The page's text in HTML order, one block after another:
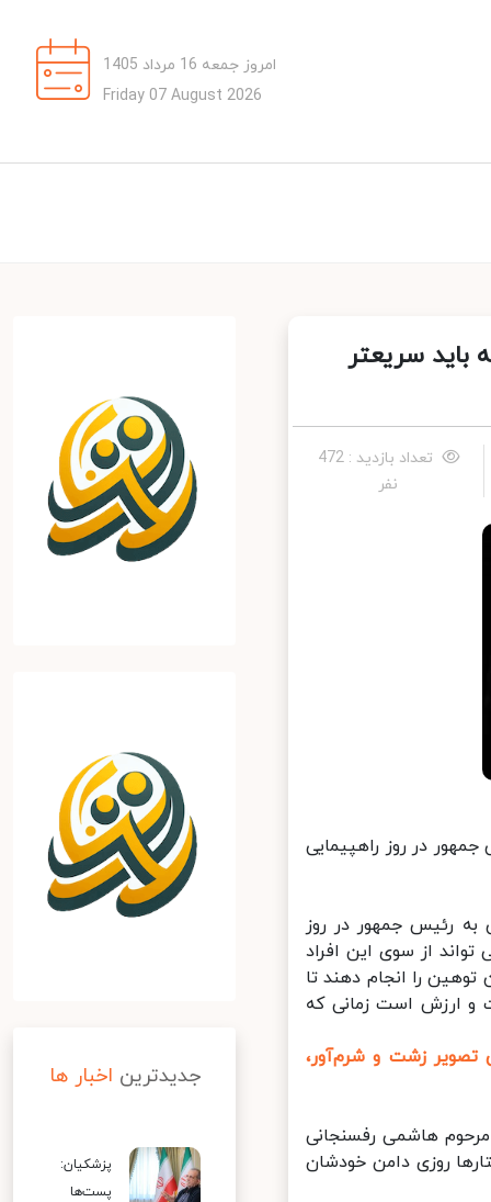
امروز جمعه 16 مرداد 1405
Friday 07 August 2026
سریعتر
تعداد بازدید : 472
نفر
در روز راهپیمایی
رئیس جمهور در روز
از سوی این افراد
را انجام دهند تا
و ارزش است زمانی که
زشت و شرم‌آور،
هاشمی رفسنجانی
روزی دامن خودشان
جدیدترین اخبار ها
پزشکیان:
پست‌ها